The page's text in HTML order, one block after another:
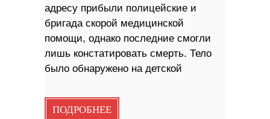
адресу прибыли полицейские и
бригада скорой медицинской
помощи, однако последние смогли
лишь констатировать смерть. Тело
было обнаружено на детской
ПОДРОБНЕЕ